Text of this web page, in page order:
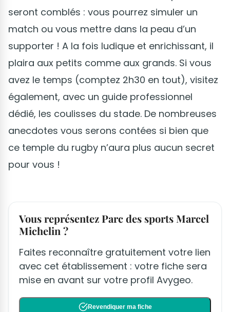
seront comblés : vous pourrez simuler un
match ou vous mettre dans la peau d’un
supporter ! A la fois ludique et enrichissant, il
plaira aux petits comme aux grands. Si vous
avez le temps (comptez 2h30 en tout), visitez
également, avec un guide professionnel
dédié, les coulisses du stade. De nombreuses
anecdotes vous serons contées si bien que
ce temple du rugby n’aura plus aucun secret
pour vous !
Vous représentez Parc des sports Marcel
Michelin ?
Faites reconnaître gratuitement votre lien
avec cet établissement : votre fiche sera
mise en avant sur votre profil Avygeo.
Revendiquer ma fiche